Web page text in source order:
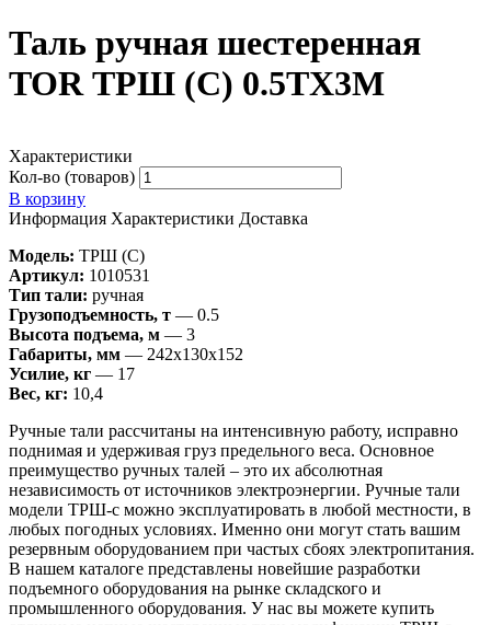
Таль ручная шестеренная
TOR ТРШ (C) 0.5ТХ3М
Характеристики
Кол-во (товаров)
В корзину
Информация Характеристики Доставка
Модель: ТРШ (C)
Артикул: 1010531
Тип тали: ручная
Грузоподъемность, т — 0.5
Высота подъема, м — 3
Габариты, мм — 242x130x152
Усилие, кг — 17
Вес, кг: 10,4
Ручные тали рассчитаны на интенсивную работу, исправно
поднимая и удерживая груз предельного веса. Основное
преимущество ручных талей – это их абсолютная
независимость от источников электроэнергии. Ручные тали
модели ТРШ-с можно эксплуатировать в любой местности, в
любых погодных условиях. Именно они могут стать вашим
резервным оборудованием при частых сбоях электропитания.
В нашем каталоге представлены новейшие разработки
подъемного оборудования на рынке складского и
промышленного оборудования. У нас вы можете купить